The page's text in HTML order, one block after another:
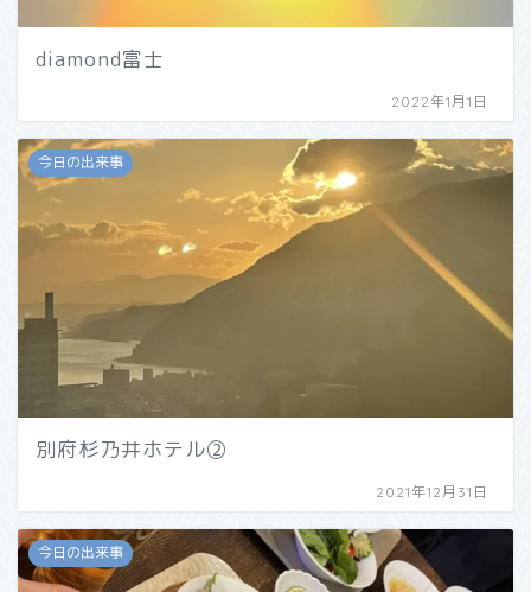
diamond富士
2022年1月1日
今日の出来事
別府杉乃井ホテル②
2021年12月31日
今日の出来事